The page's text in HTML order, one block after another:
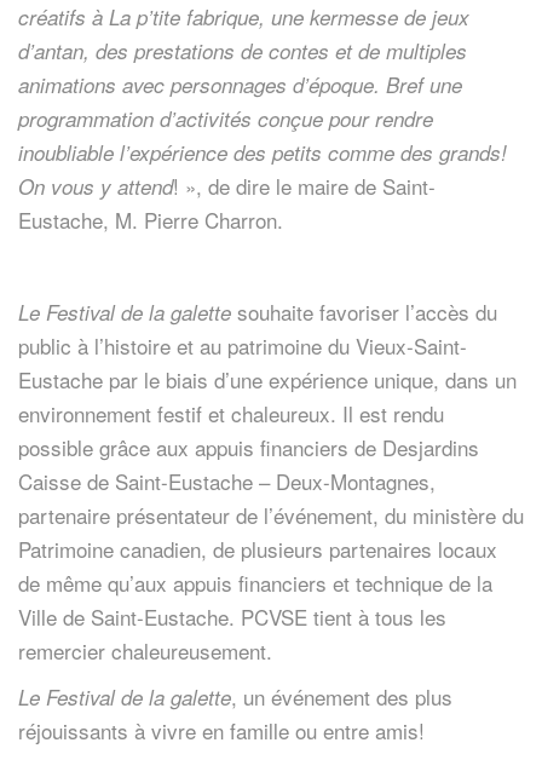
créatifs à La p’tite fabrique, une kermesse de jeux
d’antan, des prestations de contes et de multiples
animations avec personnages d’époque. Bref une
programmation d’activités conçue pour rendre
inoubliable l’expérience des petits comme des grands!
On vous y attend! », de dire le maire de Saint-
Eustache, M. Pierre Charron.
Le Festival de la galette souhaite favoriser l’accès du
public à l’histoire et au patrimoine du Vieux-Saint-
Eustache par le biais d’une expérience unique, dans un
environnement festif et chaleureux. Il est rendu
possible grâce aux appuis financiers de Desjardins
Caisse de Saint-Eustache – Deux-Montagnes,
partenaire présentateur de l’événement, du ministère du
Patrimoine canadien, de plusieurs partenaires locaux
de même qu’aux appuis financiers et technique de la
Ville de Saint-Eustache. PCVSE tient à tous les
remercier chaleureusement.
Le Festival de la galette, un événement des plus
réjouissants à vivre en famille ou entre amis!